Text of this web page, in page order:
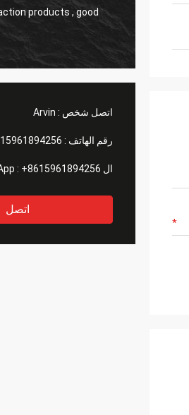
we are very impressed with
the belts you produced.
اتصل شخص : Arvin
رقم الهاتف : 15961894256
ال WhatsApp : +8615961894256
اتصل